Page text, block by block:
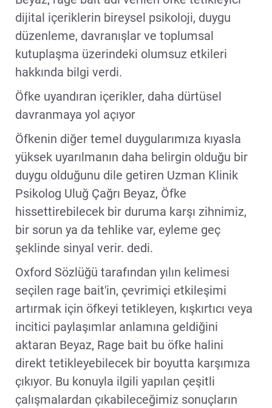
dijital içeriklerin bireysel psikoloji, duygu
düzenleme, davranışlar ve toplumsal
kutuplaşma üzerindeki olumsuz etkileri
hakkında bilgi verdi.
Öfke uyandıran içerikler, daha dürtüsel
davranmaya yol açıyor
Öfkenin diğer temel duygularımıza kıyasla
yüksek uyarılmanın daha belirgin olduğu bir
duygu olduğunu dile getiren Uzman Klinik
Psikolog Uluğ Çağrı Beyaz, Öfke
hissettirebilecek bir duruma karşı zihnimiz,
bir sorun ya da tehlike var, eyleme geç
şeklinde sinyal verir. dedi.
Oxford Sözlüğü tarafından yılın kelimesi
seçilen rage bait'in, çevrimiçi etkileşimi
artırmak için öfkeyi tetikleyen, kışkırtıcı veya
incitici paylaşımlar anlamına geldiğini
aktaran Beyaz, Rage bait bu öfke halini
direkt tetikleyebilecek bir boyutta karşımıza
çıkıyor. Bu konuyla ilgili yapılan çeşitli
çalışmalardan çıkabileceğimiz sonuçların